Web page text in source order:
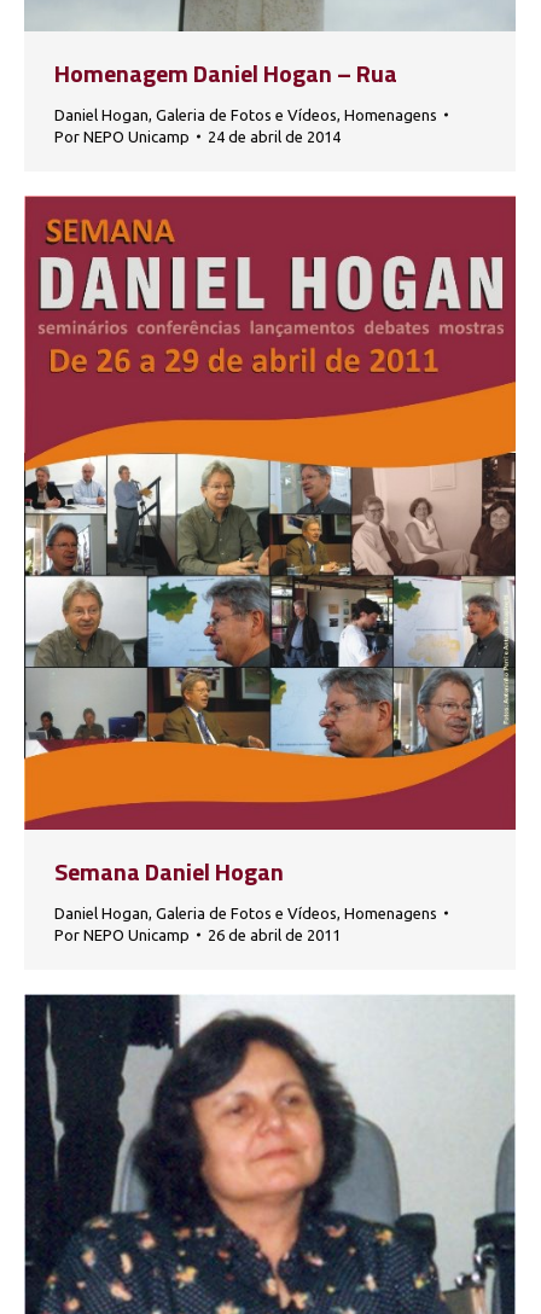
Homenagem Daniel Hogan – Rua
Daniel Hogan, Galeria de Fotos e Vídeos, Homenagens
Por NEPO Unicamp 24 de abril de 2014
Semana Daniel Hogan
Daniel Hogan, Galeria de Fotos e Vídeos, Homenagens
Por NEPO Unicamp 26 de abril de 2011